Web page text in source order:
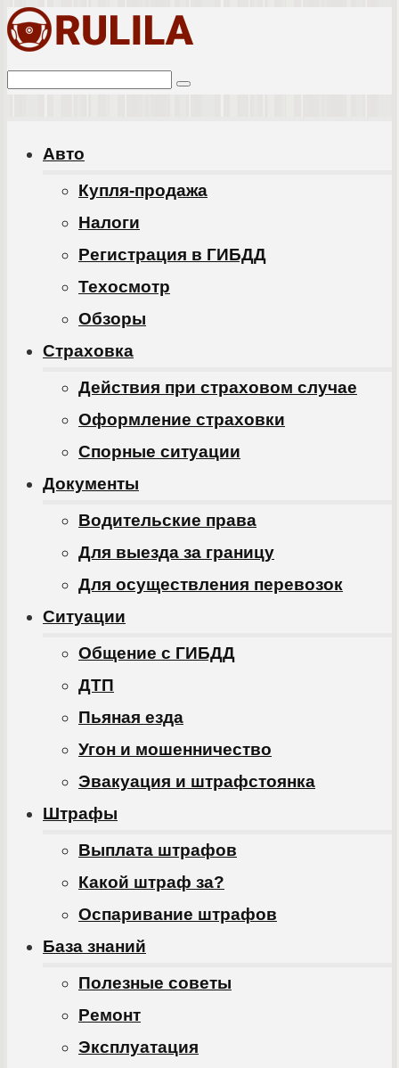
Перейти
контенту
Поиск:
Авто
Купля-продажа
Налоги
Регистрация в ГИБДД
Техосмотр
Обзоры
Cтраховка
Действия при страховом случае
Оформление страховки
Спорные ситуации
Документы
Водительские права
Для выезда за границу
Для осуществления перевозок
Ситуации
Общение с ГИБДД
ДТП
Пьяная езда
Угон и мошенничество
Эвакуация и штрафстоянка
Штрафы
Выплата штрафов
Какой штраф за?
Оспаривание штрафов
База знаний
Полезные советы
Ремонт
Эксплуатация